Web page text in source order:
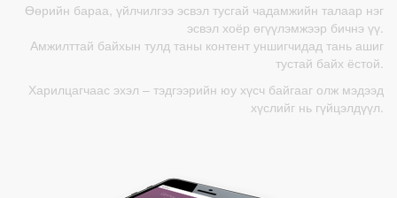
Өөрийн бараа, үйлчилгээ эсвэл тусгай чадамжийн талаар нэг
эсвэл хоёр өгүүлэмжээр бичнэ үү.
Амжилттай байхын тулд таны контент уншигчидад тань ашиг
тустай байх ёстой.
Харилцагчаас эхэл – тэдгээрийн юу хүсч байгааг олж мэдээд
хүслийг нь гүйцэлдүүл.